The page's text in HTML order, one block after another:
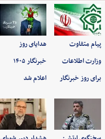
پیام متفاوت
وزارت اطلاعات
برای روز خبرنگار
هدایای روز
خبرنگار ۱۴۰۵
اعلام شد